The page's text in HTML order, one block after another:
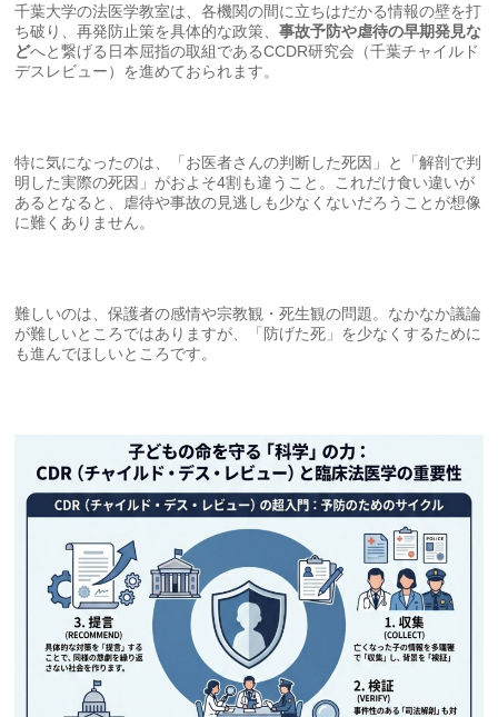
千葉大学の法医学教室は、各機関の間に立ちはだかる情報の壁を打
ち破り、再発防止策を具体的な政策、事故予防や虐待の早期発見な
どへと繋げる日本屈指の取組であるCCDR研究会（千葉チャイルド
デスレビュー）を進めておられます。
特に気になったのは、「お医者さんの判断した死因」と「解剖で判
明した実際の死因」がおよそ4割も違うこと。これだけ食い違いが
あるとなると、虐待や事故の見逃しも少なくないだろうことが想像
に難くありません。
難しいのは、保護者の感情や宗教観・死生観の問題。なかなか議論
が難しいところではありますが、「防げた死」を少なくするために
も進んでほしいところです。